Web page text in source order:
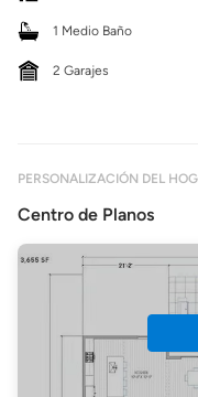
1 Medio Baño
2 Garajes
PERSONALIZACIÓN DEL
Centro de Planos